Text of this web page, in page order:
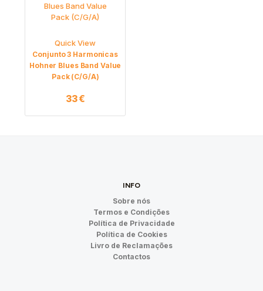
Quick View
Conjunto 3 Harmonicas
Hohner Blues Band Value
Pack (C/G/A)
33€
INFO
Sobre nós
Termos e Condições
Política de Privacidade
Política de Cookies
Livro de Reclamações
Contactos